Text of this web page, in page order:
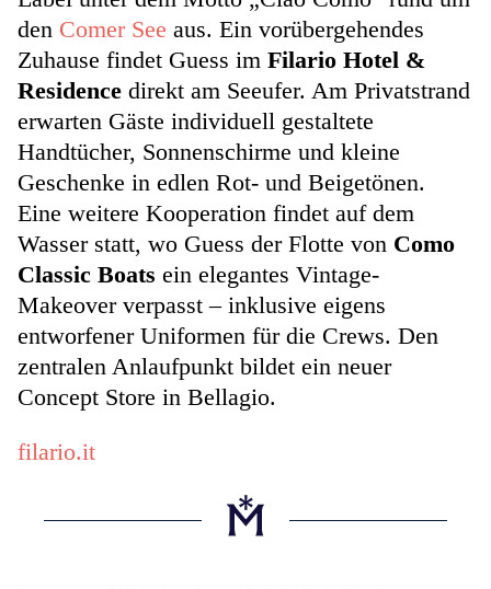
den Comer See aus. Ein vorübergehendes
Zuhause findet Guess im Filario Hotel &
Residence direkt am Seeufer. Am Privatstrand
erwarten Gäste individuell gestaltete
Handtücher, Sonnenschirme und kleine
Geschenke in edlen Rot- und Beigetönen.
Eine weitere Kooperation findet auf dem
Wasser statt, wo Guess der Flotte von Como
Classic Boats ein elegantes Vintage-
Makeover verpasst – inklusive eigens
entworfener Uniformen für die Crews. Den
zentralen Anlaufpunkt bildet ein neuer
Concept Store in Bellagio.
filario.it